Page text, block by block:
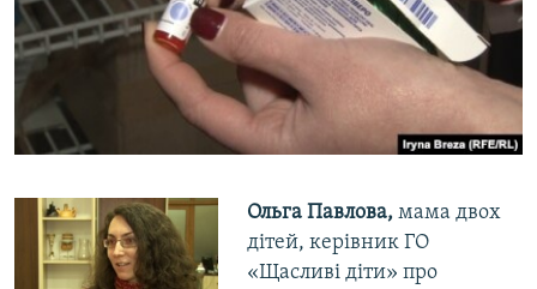
Ольга Павлова, мама двох
дітей, керівник ГО
«Щасливі діти» про